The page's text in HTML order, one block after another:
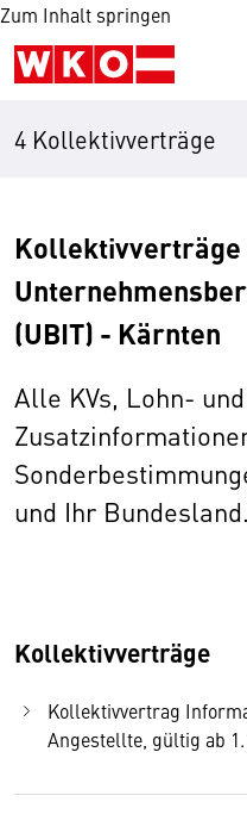
Zum Inhalt springen
4 Kollektivverträge
(UBIT) - Kärnten
Alle KVs, Lohn-
und Ihr Bundesland.
Kollektivverträge
Kollektivvertrag
Angestellte, gültig ab